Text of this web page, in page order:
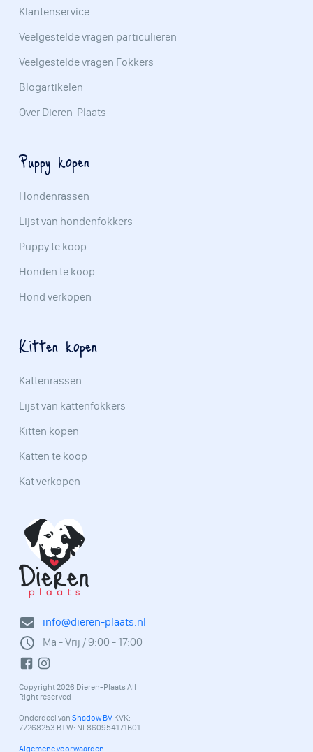
info@dieren-plaats.nl
Ma - Vrij / 9:00 - 17:00
Copyright 2026 Dieren-Plaats All
Right reserved
Onderdeel van Shadow BV KVK:
77268253 BTW: NL860954171B01
Algemene voorwaarden
Klantenservice
Veelgestelde vragen particulieren
Veelgestelde vragen Fokkers
Blogartikelen
Over Dieren-Plaats
Puppy kopen
Hondenrassen
Lijst van hondenfokkers
Puppy te koop
Honden te koop
Hond verkopen
Kitten kopen
Kattenrassen
Lijst van kattenfokkers
Kitten kopen
Katten te koop
Kat verkopen